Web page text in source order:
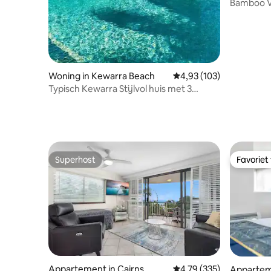
Woning in Kewarra Beach Gemiddelde
4,93 (103)
Typisch Kewarra Stijlvol huis met 3
Bamboo
Superhost
Superhost